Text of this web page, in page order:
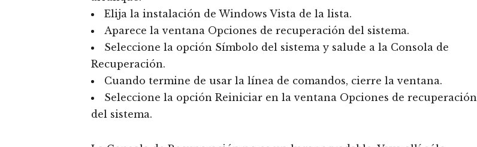
Elija la instalación de Windows Vista de la lista.
Aparece la ventana Opciones de recuperación del sistema.
Seleccione la opción Símbolo del sistema y salude a la Consola de
Recuperación.
Cuando termine de usar la línea de comandos, cierre la ventana.
Seleccione la opción Reiniciar en la ventana Opciones de recuperación
del sistema.